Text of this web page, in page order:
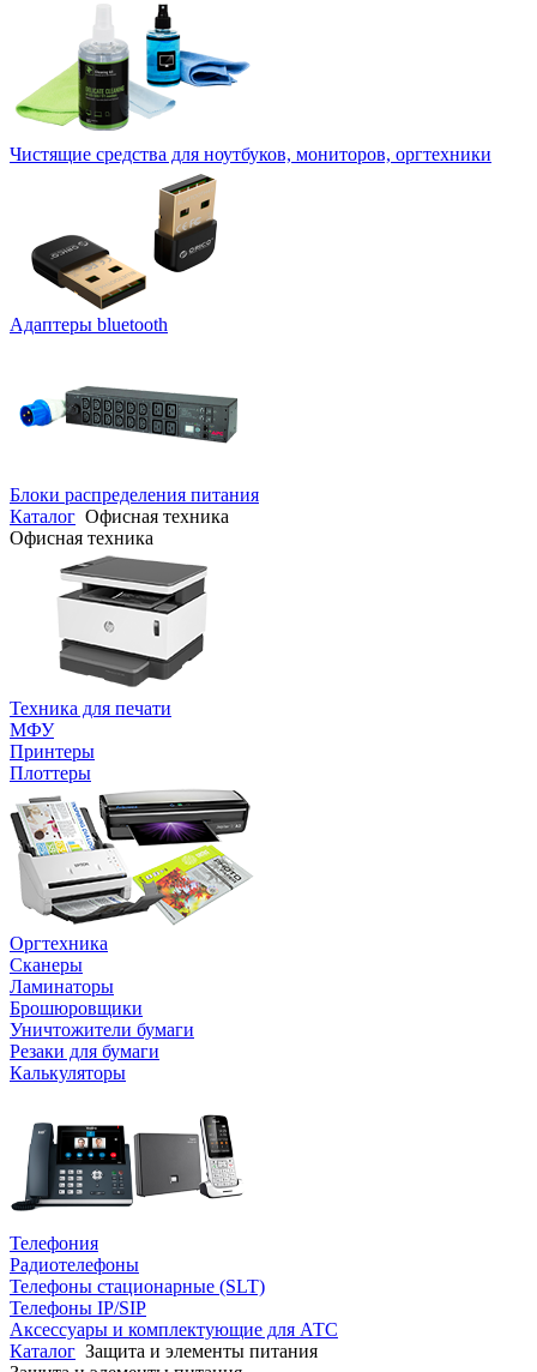
Чистящие средства для ноутбуков, мониторов, оргтехники
Адаптеры bluetooth
Блоки распределения питания
Каталог Офисная техника
Офисная техника
Техника для печати
МФУ
Принтеры
Плоттеры
Оргтехника
Сканеры
Ламинаторы
Брошюровщики
Уничтожители бумаги
Резаки для бумаги
Калькуляторы
Телефония
Радиотелефоны
Телефоны стационарные (SLT)
Телефоны IP/SIP
Аксессуары и комплектующие для АТС
Каталог Защита и элементы питания